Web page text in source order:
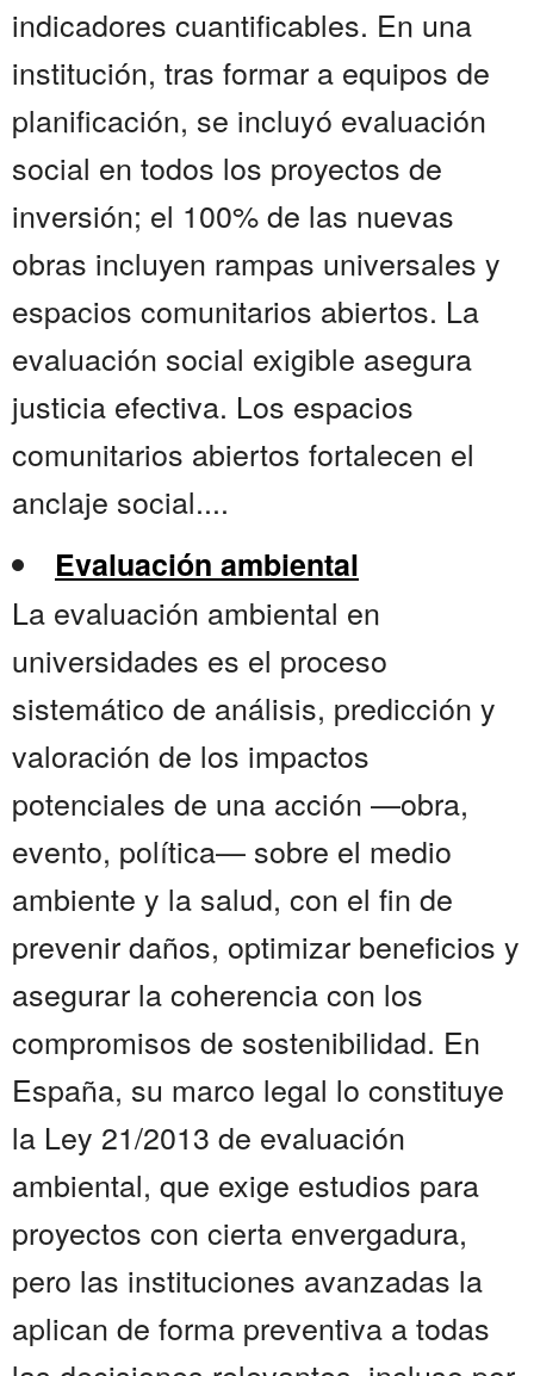
indicadores cuantificables. En una
institución, tras formar a equipos de
planificación, se incluyó evaluación
social en todos los proyectos de
inversión; el 100% de las nuevas
obras incluyen rampas universales y
espacios comunitarios abiertos. La
evaluación social exigible asegura
justicia efectiva. Los espacios
comunitarios abiertos fortalecen el
anclaje social....
Evaluación ambiental
La evaluación ambiental en
universidades es el proceso
sistemático de análisis, predicción y
valoración de los impactos
potenciales de una acción —obra,
evento, política— sobre el medio
ambiente y la salud, con el fin de
prevenir daños, optimizar beneficios y
asegurar la coherencia con los
compromisos de sostenibilidad. En
España, su marco legal lo constituye
la Ley 21/2013 de evaluación
ambiental, que exige estudios para
proyectos con cierta envergadura,
pero las instituciones avanzadas la
aplican de forma preventiva a todas